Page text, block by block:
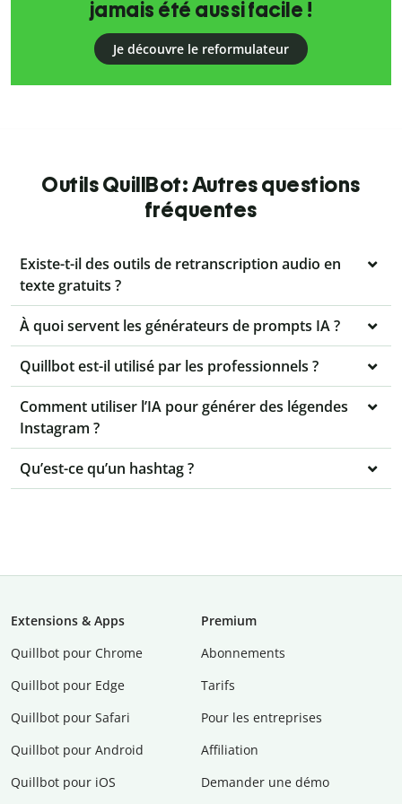
jamais été aussi facile !
Je découvre le reformulateur
Outils QuillBot: Autres questions
fréquentes
Existe-t-il des outils de retranscription audio en
texte gratuits ?
À quoi servent les générateurs de prompts IA ?
Quillbot est-il utilisé par les professionnels ?
Comment utiliser l’IA pour générer des légendes
Instagram ?
Qu’est-ce qu’un hashtag ?
Extensions & Apps
Quillbot pour Chrome
Quillbot pour Edge
Quillbot pour Safari
Quillbot pour Android
Quillbot pour iOS
Premium
Abonnements
Tarifs
Pour les entreprises
Affiliation
Demander une démo